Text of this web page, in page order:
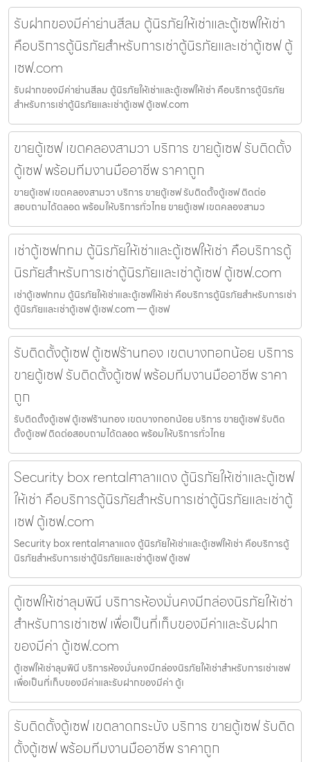
รับฝากของมีค่าย่านสีลม ตู้นิรภัยให้เช่าและตู้เซฟให้เช่า
คือบริการตู้นิรภัยสำหรับการเช่าตู้นิรภัยและเช่าตู้เซฟ ตู้
เซฟ.com
รับฝากของมีค่าย่านสีลม ตู้นิรภัยให้เช่าและตู้เซฟให้เช่า คือบริการตู้นิรภัย
สำหรับการเช่าตู้นิรภัยและเช่าตู้เซฟ ตู้เซฟ.com
ขายตู้เซฟ เขตคลองสามวา บริการ ขายตู้เซฟ รับติดตั้ง
ตู้เซฟ พร้อมทีมงานมืออาชีพ ราคาถูก
ขายตู้เซฟ เขตคลองสามวา บริการ ขายตู้เซฟ รับติดตั้งตู้เซฟ ติดต่อ
สอบถามได้ตลอด พร้อมให้บริการทั่วไทย ขายตู้เซฟ เขตคลองสามว
เช่าตู้เซฟกทม ตู้นิรภัยให้เช่าและตู้เซฟให้เช่า คือบริการตู้
นิรภัยสำหรับการเช่าตู้นิรภัยและเช่าตู้เซฟ ตู้เซฟ.com
เช่าตู้เซฟกทม ตู้นิรภัยให้เช่าและตู้เซฟให้เช่า คือบริการตู้นิรภัยสำหรับการเช่า
ตู้นิรภัยและเช่าตู้เซฟ ตู้เซฟ.com — ตู้เซฟ
รับติดตั้งตู้เซฟ ตู้เซฟร้านทอง เขตบางกอกน้อย บริการ
ขายตู้เซฟ รับติดตั้งตู้เซฟ พร้อมทีมงานมืออาชีพ ราคา
ถูก
รับติดตั้งตู้เซฟ ตู้เซฟร้านทอง เขตบางกอกน้อย บริการ ขายตู้เซฟ รับติด
ตั้งตู้เซฟ ติดต่อสอบถามได้ตลอด พร้อมให้บริการทั่วไทย
Security box rentalศาลาแดง ตู้นิรภัยให้เช่าและตู้เซฟ
ให้เช่า คือบริการตู้นิรภัยสำหรับการเช่าตู้นิรภัยและเช่าตู้
เซฟ ตู้เซฟ.com
Security box rentalศาลาแดง ตู้นิรภัยให้เช่าและตู้เซฟให้เช่า คือบริการตู้
นิรภัยสำหรับการเช่าตู้นิรภัยและเช่าตู้เซฟ ตู้เซฟ
ตู้เซฟให้เช่าลุมพินี บริการห้องมั่นคงมีกล่องนิรภัยให้เช่า
สำหรับการเช่าเซฟ เพื่อเป็นที่เก็บของมีค่าและรับฝาก
ของมีค่า ตู้เซฟ.com
ตู้เซฟให้เช่าลุมพินี บริการห้องมั่นคงมีกล่องนิรภัยให้เช่าสำหรับการเช่าเซฟ
เพื่อเป็นที่เก็บของมีค่าและรับฝากของมีค่า ตู้เ
รับติดตั้งตู้เซฟ เขตลาดกระบัง บริการ ขายตู้เซฟ รับติด
ตั้งตู้เซฟ พร้อมทีมงานมืออาชีพ ราคาถูก